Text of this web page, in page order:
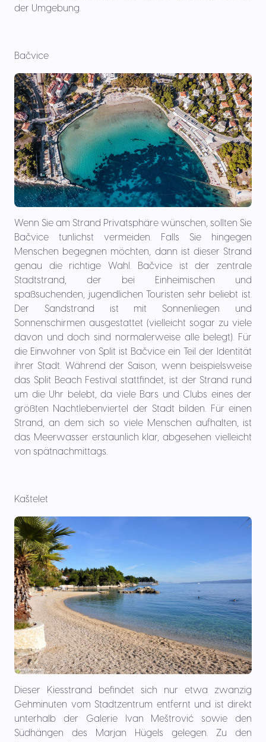
der Umgebung.
Bačvice
Wenn Sie am Strand Privatsphäre wünschen, sollten Sie
Bačvice tunlichst vermeiden. Falls Sie hingegen
Menschen begegnen möchten, dann ist dieser Strand
genau die richtige Wahl. Bačvice ist der zentrale
Stadtstrand, der bei Einheimischen und
spaßsuchenden, jugendlichen Touristen sehr beliebt ist.
Der Sandstrand ist mit Sonnenliegen und
Sonnenschirmen ausgestattet (vielleicht sogar zu viele
davon und doch sind normalerweise alle belegt). Für
die Einwohner von Split ist Bačvice ein Teil der Identität
ihrer Stadt. Während der Saison, wenn beispielsweise
das Split Beach Festival stattfindet, ist der Strand rund
um die Uhr belebt, da viele Bars und Clubs eines der
größten Nachtlebenviertel der Stadt bilden. Für einen
Strand, an dem sich so viele Menschen aufhalten, ist
das Meerwasser erstaunlich klar, abgesehen vielleicht
von spätnachmittags.
Kaštelet
Dieser Kiesstrand befindet sich nur etwa zwanzig
Gehminuten vom Stadtzentrum entfernt und ist direkt
unterhalb der Galerie Ivan Meštrović sowie den
Südhängen des Marjan Hügels gelegen. Zu den